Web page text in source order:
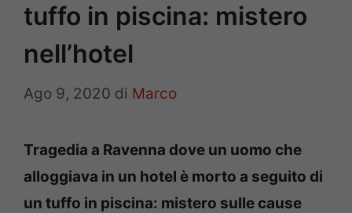
tuffo in piscina: mistero
nell’hotel
Ago 9, 2020 di Marco
Tragedia a Ravenna dove un uomo che
alloggiava in un hotel è morto a seguito di
un tuffo in piscina: mistero sulle cause